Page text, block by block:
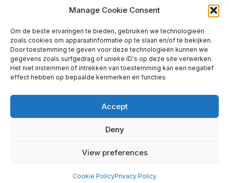
Manage Cookie Consent
Om de beste ervaringen te bieden, gebruiken we technologieën
zoals cookies om apparaatinformatie op te slaan en/of te bekijken.
Door toestemming te geven voor deze technologieën kunnen we
gegevens zoals surfgedrag of unieke ID's op deze site verwerken.
Het niet instemmen of intrekken van toestemming kan een negatief
effect hebben op bepaalde kenmerken en functies.
Accept
Deny
View preferences
Cookie PolicyPrivacy Policy
Kruisbestuiving Voor Succesvolle Marketing
Contact